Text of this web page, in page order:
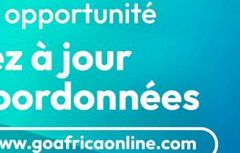
la rentrée...
Déshérité s’est faite...